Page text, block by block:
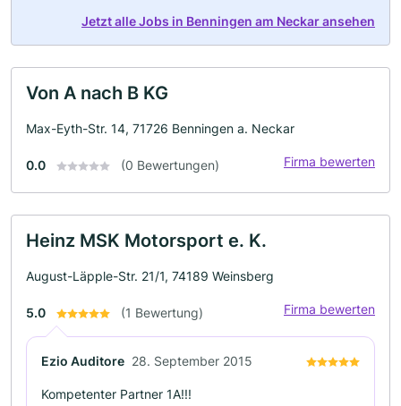
Jetzt alle Jobs in Benningen am Neckar ansehen
Von A nach B KG
Max-Eyth-Str. 14, 71726 Benningen a. Neckar
0.0 (0 Bewertungen) Firma bewerten
Heinz MSK Motorsport e. K.
August-Läpple-Str. 21/1, 74189 Weinsberg
5.0 (1 Bewertung) Firma bewerten
Ezio Auditore 28. September 2015
Kompetenter Partner 1A!!!